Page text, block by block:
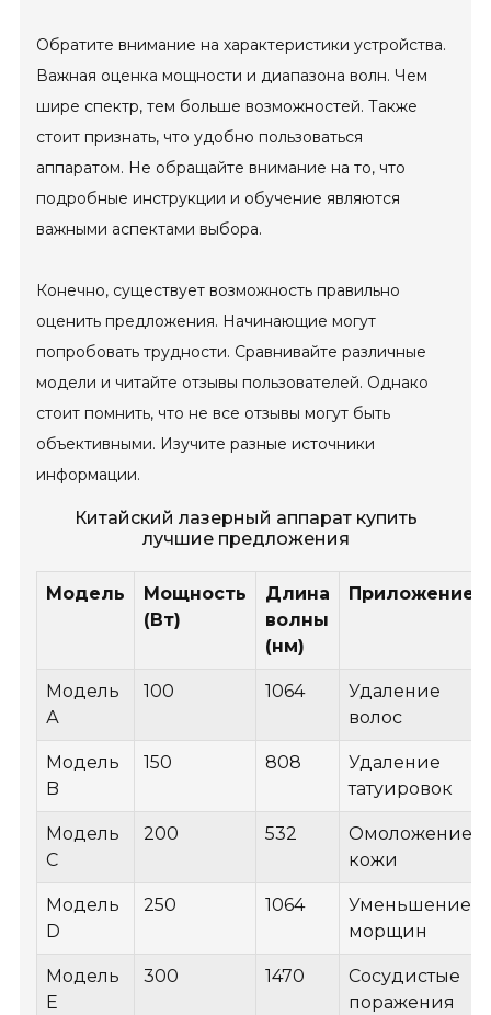
Обратите внимание на характеристики устройства.
Важная оценка мощности и диапазона волн. Чем
шире спектр, тем больше возможностей. Также
стоит признать, что удобно пользоваться
аппаратом. Не обращайте внимание на то, что
подробные инструкции и обучение являются
важными аспектами выбора.
Конечно, существует возможность правильно
оценить предложения. Начинающие могут
попробовать трудности. Сравнивайте различные
модели и читайте отзывы пользователей. Однако
стоит помнить, что не все отзывы могут быть
объективными. Изучите разные источники
информации.
Китайский лазерный аппарат купить
лучшие предложения
Модель
Мощность
(Вт)
Длина
волны
(нм)
Приложение
Модель
А
100 1064
Удаление
волос
Модель
B
150 808
Удаление
татуировок
Модель
C
200 532
Омоложение
кожи
Модель
D
250 1064
Уменьшение
морщин
Модель
E
300 1470
Сосудистые
поражения